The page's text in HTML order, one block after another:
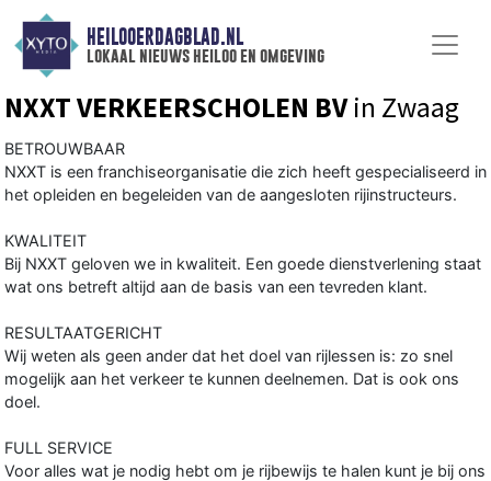
HEILOOERDAGBLAD.NL
lokaal nieuws heiloo en omgeving
NXXT VERKEERSCHOLEN BVin Zwaag
BETROUWBAAR
NXXT is een franchiseorganisatie die zich heeft gespecialiseerd in
het opleiden en begeleiden van de aangesloten rijinstructeurs.
KWALITEIT
Bij NXXT geloven we in kwaliteit. Een goede dienstverlening staat
wat ons betreft altijd aan de basis van een tevreden klant.
RESULTAATGERICHT
Wij weten als geen ander dat het doel van rijlessen is: zo snel
mogelijk aan het verkeer te kunnen deelnemen. Dat is ook ons
doel.
FULL SERVICE
Voor alles wat je nodig hebt om je rijbewijs te halen kunt je bij ons